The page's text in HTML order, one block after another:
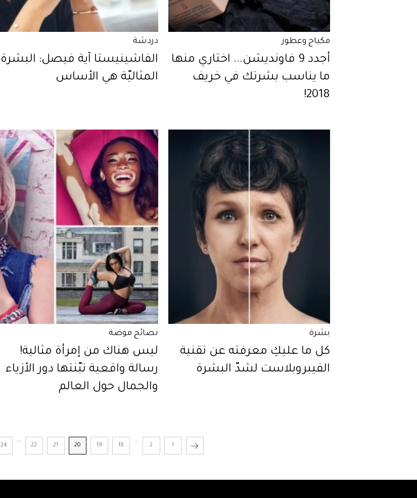
مكياج وعطور
أجدد 9 فاونديشن... اختاري منها
ما يناسب بشرتك في خريف
2018!
دردشة
الفاشينيستا آية فيصل: البشرة
المثاليّة هي الأساس
بشرة
كل ما عليكِ معرفته عن تقنية
الفيبروبلاست لشدّ البشرة
نصائح موضة
ليس هناك من إمرأة مثالية!
رسالة واقعية تبّنتها دور الأزياء
والجمال حول العالم
1
2
...
18
19
20
21
22
...
24